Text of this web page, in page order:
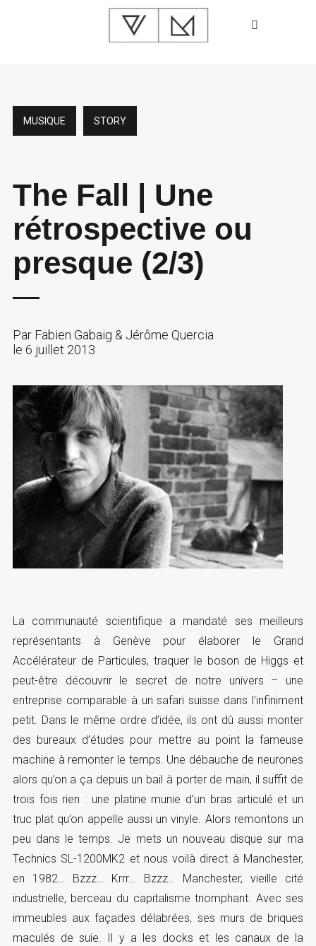
MUSIQUE STORY
The Fall | Une
rétrospective ou
presque (2/3)
ParFabien Gabaig & Jérôme Quercia
le 6 juillet 2013
La communauté scientifique a mandaté ses meilleurs
représentants à Genève pour élaborer le Grand
Accélérateur de Particules, traquer le boson de Higgs et
peut-être découvrir le secret de notre univers – une
entreprise comparable à un safari suisse dans l’infiniment
petit. Dans le même ordre d’idée, ils ont dû aussi monter
des bureaux d’études pour mettre au point la fameuse
machine à remonter le temps. Une débauche de neurones
alors qu’on a ça depuis un bail à porter de main, il suffit de
trois fois rien : une platine munie d’un bras articulé et un
truc plat qu’on appelle aussi un vinyle. Alors remontons un
peu dans le temps. Je mets un nouveau disque sur ma
Technics SL-1200MK2 et nous voilà direct à Manchester,
en 1982… Bzzz… Krrr… Bzzz… Manchester, vieille cité
industrielle, berceau du capitalisme triomphant. Avec ses
immeubles aux façades délabrées, ses murs de briques
maculés de suie. Il y a les docks et les canaux de la